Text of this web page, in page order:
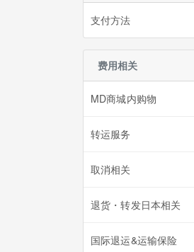
支付方法
费用相关
MD商城内购物
转运服务
取消相关
退货・转发日本相关
国际退运&运输保险